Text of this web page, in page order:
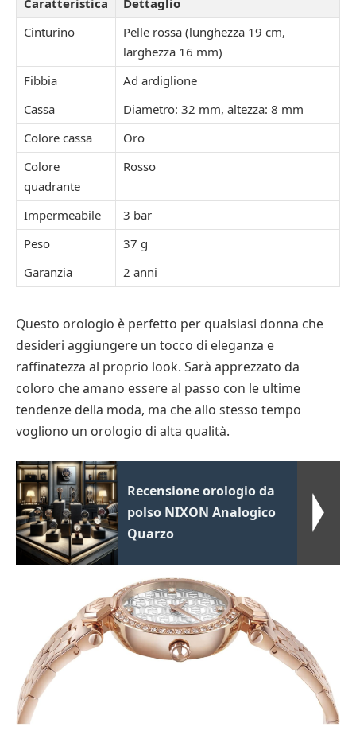
Cinturino
Pelle rossa (lunghezza 19 cm,
larghezza 16 mm)
Fibbia
Ad ardiglione
Cassa
Diametro: 32 mm, altezza: 8 mm
Colore cassa
Oro
Colore
quadrante
Rosso
Impermeabile
3 bar
Peso
37 g
Garanzia
2 anni
Questo orologio è perfetto per qualsiasi donna che
desideri aggiungere un tocco di eleganza e
raffinatezza al proprio look. Sarà apprezzato da
coloro che amano essere al passo con le ultime
tendenze della moda, ma che allo stesso tempo
vogliono un orologio di alta qualità.
Recensione orologio da
polso NIXON Analogico
Quarzo